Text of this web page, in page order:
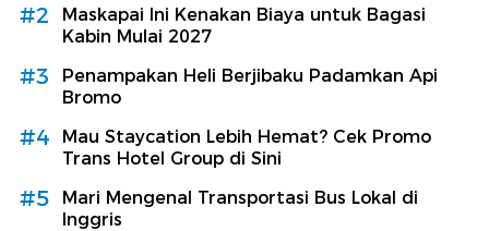
#2
Maskapai Ini Kenakan Biaya untuk Bagasi
Kabin Mulai 2027
#3
Penampakan Heli Berjibaku Padamkan Api
Bromo
#4
Mau Staycation Lebih Hemat? Cek Promo
Trans Hotel Group di Sini
#5
Mari Mengenal Transportasi Bus Lokal di
Inggris